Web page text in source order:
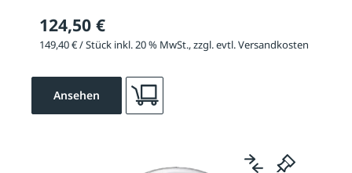
124,50 €
149,40 € / Stück inkl. 20 % MwSt., zzgl. evtl. Versandkosten
Ansehen